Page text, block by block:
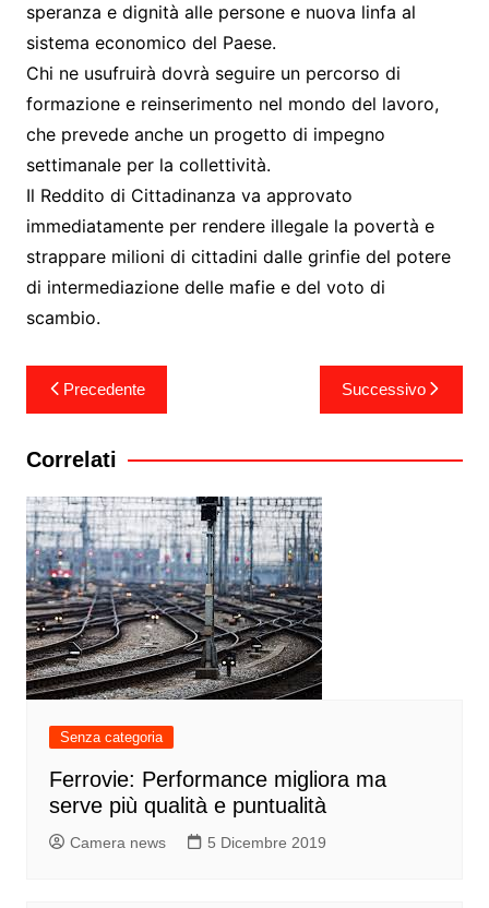
speranza e dignità alle persone e nuova linfa al
sistema economico del Paese.
Chi ne usufruirà dovrà seguire un percorso di
formazione e reinserimento nel mondo del lavoro,
che prevede anche un progetto di impegno
settimanale per la collettività.
Il Reddito di Cittadinanza va approvato
immediatamente per rendere illegale la povertà e
strappare milioni di cittadini dalle grinfie del potere
di intermediazione delle mafie e del voto di
scambio.
Navigazione
articoli
Precedente Successivo
Correlati
Senza categoria
Ferrovie: Performance migliora ma
serve più qualità e puntualità
Camera news 5 Dicembre 2019